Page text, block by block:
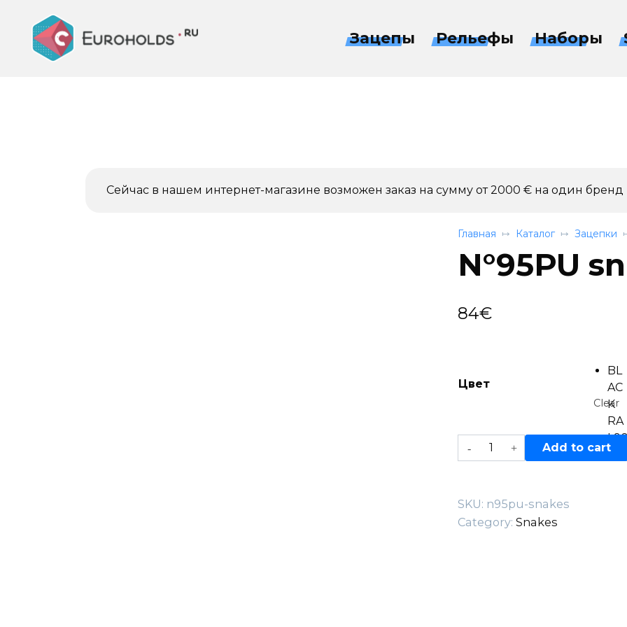
содержанию
Зацепы Рельефы Наборы
Сейчас в нашем интернет-магазине возможен заказ на сумму от 2000 € на один бренд
Главная Каталог Зацепки
N°95PU
84€
Цвет
BL
AC
K
RA
05
Clear
N°95PU
snakes
Add to cart
SKU: n95pu-snakes
Category: Snakes